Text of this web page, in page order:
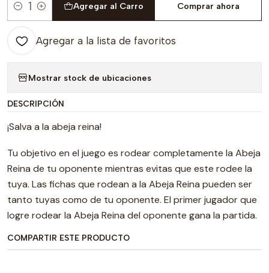
Cantidad
Agregar al Carro Comprar ahora
Agregar a la lista de favoritos
Mostrar stock de ubicaciones
DESCRIPCIÓN
¡Salva a la abeja reina!
Tu objetivo en el juego es rodear completamente la Abeja
Reina de tu oponente mientras evitas que este rodee la
tuya. Las fichas que rodean a la Abeja Reina pueden ser
tanto tuyas como de tu oponente. El primer jugador que
logre rodear la Abeja Reina del oponente gana la partida.
COMPARTIR ESTE PRODUCTO